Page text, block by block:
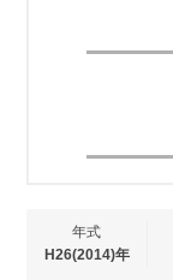
年式
H26(2014)年